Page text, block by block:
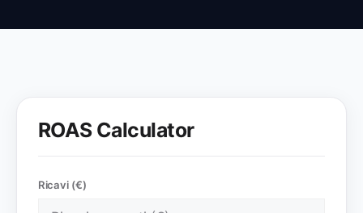
ROAS Calculator
Ricavi (€)